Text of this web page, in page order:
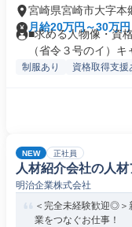
宮崎県宮崎市大字本
月給20万円～30万円
■求める人物像・資
（省令３号のイ）キ
制服あり 資格取得支援
NEW 正社員
人材紹介会社の人
明治企業株式会社
＜完全未経験歓迎◎＞
業をつなぐお仕事！